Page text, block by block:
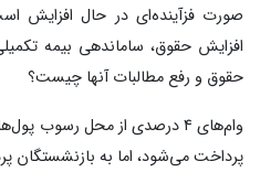
صورت فزآینده‌ای در حال افزایش
افزایش حقوق، ساماندهی بیمه
حقوق و رفع مطالبات آنها چیست؟
وام‌های ۴ درصدی از محل رسوب
پرداخت می‌شود، اما به بازنشستگان